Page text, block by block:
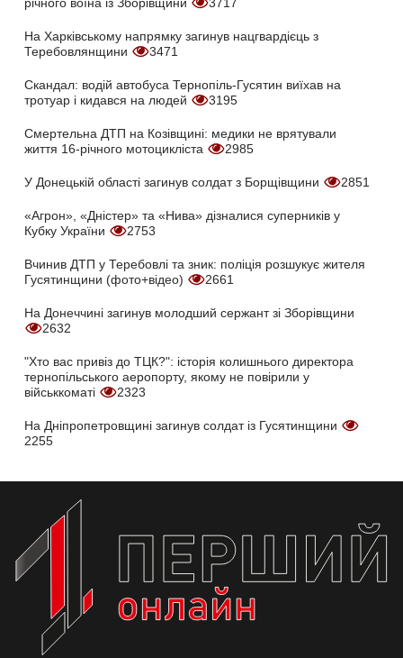
річного воїна із Зборівщини
3717
На Харківському напрямку загинув нацгвардієць з
Теребовлянщини
3471
Скандал: водій автобуса Тернопіль-Гусятин виїхав на
тротуар і кидався на людей
3195
Смертельна ДТП на Козівщині: медики не врятували
життя 16-річного мотоцикліста
2985
У Донецькій області загинув солдат з Борщівщини 2851
«Агрон», «Дністер» та «Нива» дізналися суперників у
Кубку України
2753
Вчинив ДТП у Теребовлі та зник: поліція розшукує жителя
Гусятинщини (фото+відео)
2661
На Донеччині загинув молодший сержант зі Зборівщини
2632
"Хто вас привіз до ТЦК?": історія колишнього директора
тернопільського аеропорту, якому не повірили у
військкоматі
2323
На Дніпропетровщині загинув солдат із Гусятинщини
2255